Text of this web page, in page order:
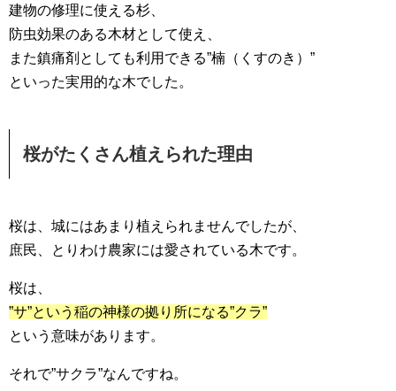
建物の修理に使える杉、
防虫効果のある木材として使え、
また鎮痛剤としても利用できる”楠（くすのき）”
といった実用的な木でした。
桜がたくさん植えられた理由
桜は、城にはあまり植えられませんでしたが、
庶民、とりわけ農家には愛されている木です。
桜は、
”サ”という稲の神様の拠り所になる”クラ”
という意味があります。
それで”サクラ”なんですね。